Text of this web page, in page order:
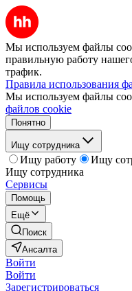
Мы используем файлы
правильную работу
трафик.
Правила использования
Мы используем файлы
файлов cookie
Понятно
Ищу сотрудника
Ищу работу
Ищу
Ищу сотрудника
Сервисы
Помощь
Ещё
Поиск
Ансалта
Войти
Войти
Зарегистрироваться